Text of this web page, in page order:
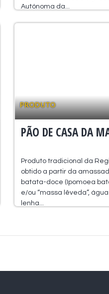
Autónoma da...
PRODUTO
PÃO DE CASA DA
Produto tradicional da
obtido a partir da
batata-doce (Ipomoea
e/ou “massa lêveda”,
lenha...